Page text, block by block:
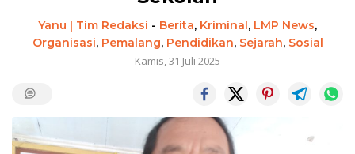
Yanu | Tim Redaksi - Berita, Kriminal, LMP News,
Organisasi, Pemalang, Pendidikan, Sejarah, Sosial
Kamis, 31 Juli 2025